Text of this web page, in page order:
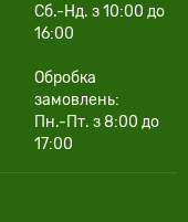
Сб.-Нд. з 10:00 до
16:00
Обробка
замовлень:
Пн.-Пт. з 8:00 до
17:00